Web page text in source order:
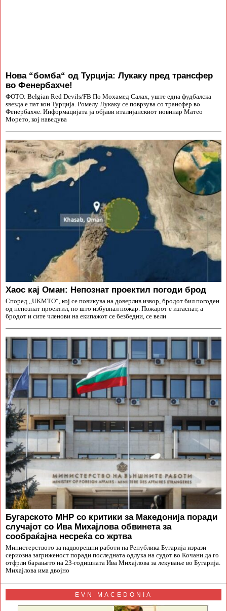
Нова “бомба“ од Турција: Лукаку пред трансфер
во Фенербахче!
ФОТО: Belgian Red Devils/FB По Мохамед Салах, уште една фудбалска
ѕвезда е пат кон Турција. Ромелу Лукаку се поврзува со трансфер во
Фенербахче. Информацијата ја објави италијанскиот новинар Матео
Морето, кој наведува
Хаос кај Оман: Непознат проектил погоди брод
Според „UKMTO“, кој се повикува на доверлив извор, бродот бил погоден
од непознат проектил, по што избувнал пожар. Пожарот е изгаснат, а
бродот и сите членови на екипажот се безбедни, се вели
Бугарското МНР со критики за Македонија поради
случајот со Ива Михајлова обвинета за
сообраќајна несреќа со жртва
Министерството за надворешни работи на Република Бугарија изрази
сериозна загриженост поради последната одлука на судот во Кочани да го
отфрли барањето на 23-годишната Ива Михајлова за лекување во Бугарија.
Михајлова има двојно
EVN MACEDONIA